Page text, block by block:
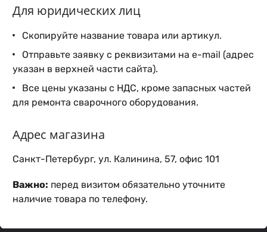
Для юридических лиц
Скопируйте название товара или артикул.
Отправьте заявку с реквизитами на e-mail (адрес
указан в верхней части сайта).
Все цены указаны с НДС, кроме запасных частей
для ремонта сварочного оборудования.
Адрес магазина
Санкт-Петербург, ул. Калинина, 57, офис 101
Важно: перед визитом обязательно уточните
наличие товара по телефону.